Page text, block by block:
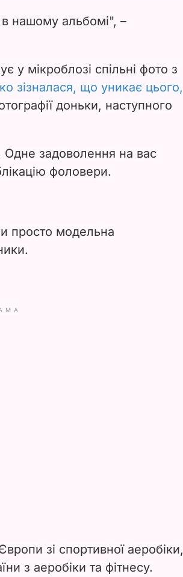
нашому альбомі", –
у мікроблозі спільні фото з
зізналася, що уникає цього,
доньки, наступного
Одне задоволення на вас
фоловери.
просто модельна
зі спортивної аеробіки,
з аеробіки та фітнесу.